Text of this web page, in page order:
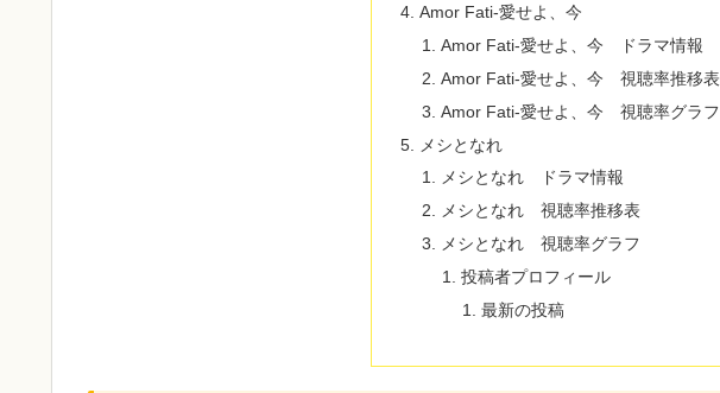
Amor Fati-愛せよ、今
Amor Fati-愛せよ、今 ドラマ情報
Amor Fati-愛せよ、今 視聴率推移表
Amor Fati-愛せよ、今 視聴率グラフ
メシとなれ
メシとなれ ドラマ情報
メシとなれ 視聴率推移表
メシとなれ 視聴率グラフ
投稿者プロフィール
最新の投稿